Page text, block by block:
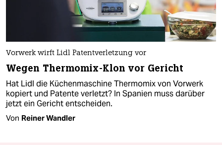
Vorwerk wirft Lidl Patentverletzung vor
Wegen Thermomix-Klon vor Gericht
Hat Lidl die Küchenmaschine Thermomix von Vorwerk
kopiert und Patente verletzt? In Spanien muss darüber
jetzt ein Gericht entscheiden.
Von Reiner Wandler